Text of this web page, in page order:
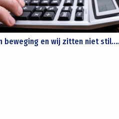
beweging en wij zitten niet stil….